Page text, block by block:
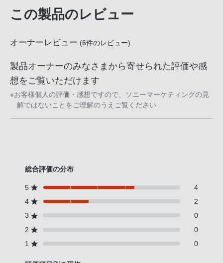
この製品のレビュー
オーナーレビュー (6件のレビュー)
製品オーナーのみなさまから寄せられた評価や感
想をご覧いただけます
※お客様個人の評価・感想ですので、ソニーマーケティングの見
解ではないことをご理解のうえご覧ください
総合評価の分布
5
4
4
2
3
0
2
0
1
0